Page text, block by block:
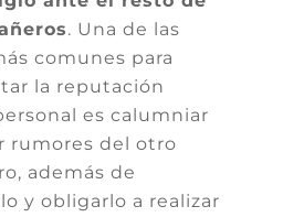
. Una de las
comunes para
la reputación
es calumniar
rumores del otro
además de
y obligarlo a realizar